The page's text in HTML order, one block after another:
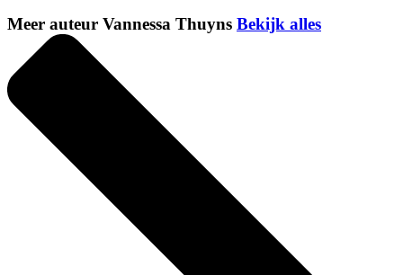
Meer auteur Vannessa Thuyns Bekijk alles